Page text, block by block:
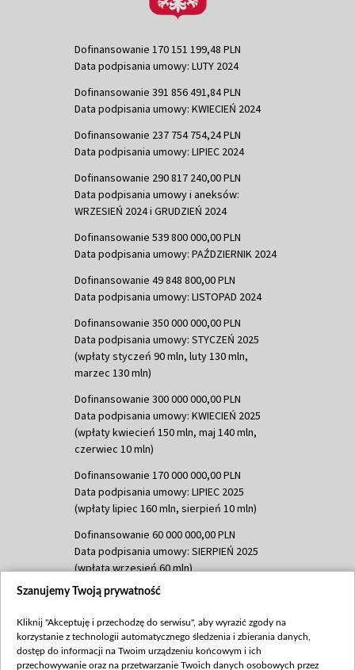
Dofinansowanie 170 151 199,48 PLN
Data podpisania umowy: LUTY 2024
Dofinansowanie 391 856 491,84 PLN
Data podpisania umowy: KWIECIEŃ 2024
Dofinansowanie 237 754 754,24 PLN
Data podpisania umowy: LIPIEC 2024
Dofinansowanie 290 817 240,00 PLN
Data podpisania umowy i aneksów:
WRZESIEŃ 2024 i GRUDZIEŃ 2024
Dofinansowanie 539 800 000,00 PLN
Data podpisania umowy: PAŹDZIERNIK 2024
Dofinansowanie 49 848 800,00 PLN
Data podpisania umowy: LISTOPAD 2024
Dofinansowanie 350 000 000,00 PLN
Data podpisania umowy: STYCZEŃ 2025
(wpłaty styczeń 90 mln, luty 130 mln,
marzec 130 mln)
Dofinansowanie 300 000 000,00 PLN
Data podpisania umowy: KWIECIEŃ 2025
(wpłaty kwiecień 150 mln, maj 140 mln,
czerwiec 10 mln)
Dofinansowanie 170 000 000,00 PLN
Data podpisania umowy: LIPIEC 2025
(wpłaty lipiec 160 mln, sierpień 10 mln)
Dofinansowanie 60 000 000,00 PLN
Data podpisania umowy: SIERPIEŃ 2025
(wpłata wrzesień 60 mln)
Dofinansowanie 635 783 051,21 PLN
(wpłata wrzesień 100 mln, październik 350
mln, listopad 265 mln)
Szanujemy Twoją prywatność
Kliknij "Akceptuję i przechodzę do serwisu", aby wyrazić zgody na
korzystanie z technologii automatycznego śledzenia i zbierania danych,
dostęp do informacji na Twoim urządzeniu końcowym i ich
przechowywanie oraz na przetwarzanie Twoich danych osobowych przez